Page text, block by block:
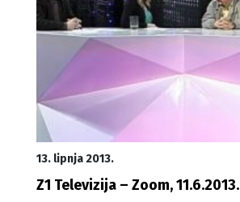
13. lipnja 2013.
Z1 Televizija – Zoom, 11.6.2013.